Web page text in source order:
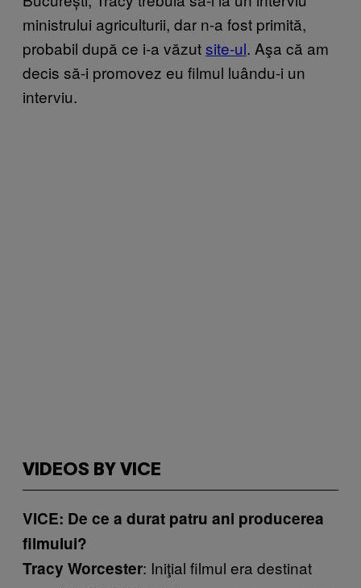
ministrului agriculturii, dar n-a fost primită,
probabil după ce i-a văzutsite-ul. Aşa că am
decis să-i promovez eu filmul luându-i un
interviu.
VIDEOS BY VICE
VICE: De ce a durat patru ani producerea
filmului?
Tracy Worcester: Iniţial filmul era destinat